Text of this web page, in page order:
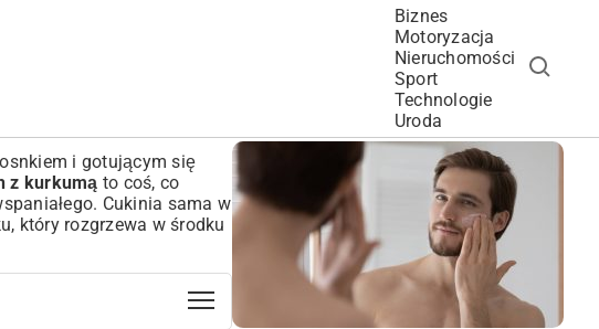
Biznes
Motoryzacja
Nieruchomości
Sport
Technologie
Uroda
i gotującym się
z kurkumą to coś, co
Cukinia sama w
który rozgrzewa w środku
POPULARNE ARTYKUŁY